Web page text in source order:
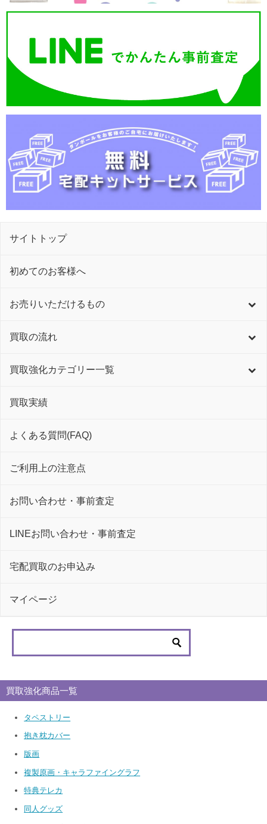
サイトトップ
初めてのお客様へ
お売りいただけるもの
買取の流れ
買取強化カテゴリー一覧
買取実績
よくある質問(FAQ)
ご利用上の注意点
お問い合わせ・事前査定
LINEお問い合わせ・事前査定
宅配買取のお申込み
マイページ
買取強化商品一覧
タペストリー
抱き枕カバー
版画
複製原画・キャラファイングラフ
特典テレカ
同人グッズ